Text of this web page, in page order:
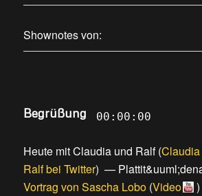
Shownotes von:
Begrüßung 00:00:00
Heute mit Claudia und Ralf(Claudia
Ralf bei Twitter) —
Vortrag von Sascha Lobo(Video